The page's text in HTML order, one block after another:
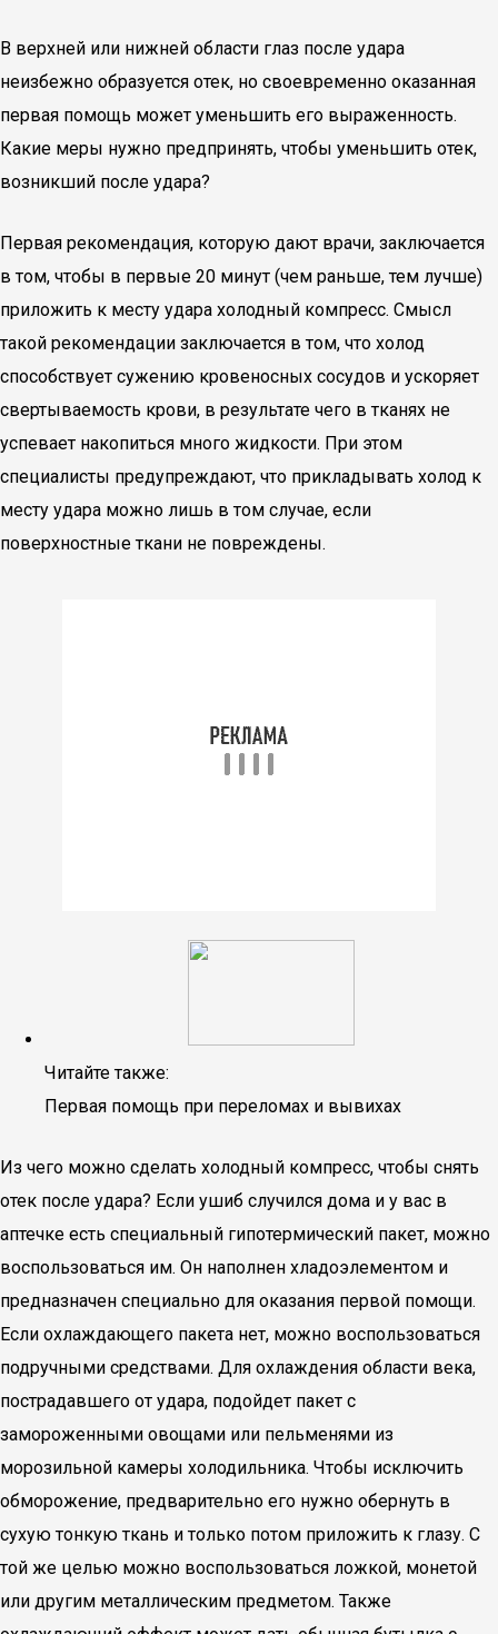
В верхней или нижней области глаз после удара
неизбежно образуется отек, но своевременно оказанная
первая помощь может уменьшить его выраженность.
Какие меры нужно предпринять, чтобы уменьшить отек,
возникший после удара?
Первая рекомендация, которую дают врачи, заключается
в том, чтобы в первые 20 минут (чем раньше, тем лучше)
приложить к месту удара холодный компресс. Смысл
такой рекомендации заключается в том, что холод
способствует сужению кровеносных сосудов и ускоряет
свертываемость крови, в результате чего в тканях не
успевает накопиться много жидкости. При этом
специалисты предупреждают, что прикладывать холод к
месту удара можно лишь в том случае, если
поверхностные ткани не повреждены.
Читайте также:
Первая помощь при переломах и вывихах
Из чего можно сделать холодный компресс, чтобы снять
отек после удара? Если ушиб случился дома и у вас в
аптечке есть специальный гипотермический пакет, можно
воспользоваться им. Он наполнен хладоэлементом и
предназначен специально для оказания первой помощи.
Если охлаждающего пакета нет, можно воспользоваться
подручными средствами. Для охлаждения области века,
пострадавшего от удара, подойдет пакет с
замороженными овощами или пельменями из
морозильной камеры холодильника. Чтобы исключить
обморожение, предварительно его нужно обернуть в
сухую тонкую ткань и только потом приложить к глазу. С
той же целью можно воспользоваться ложкой, монетой
или другим металлическим предметом. Также